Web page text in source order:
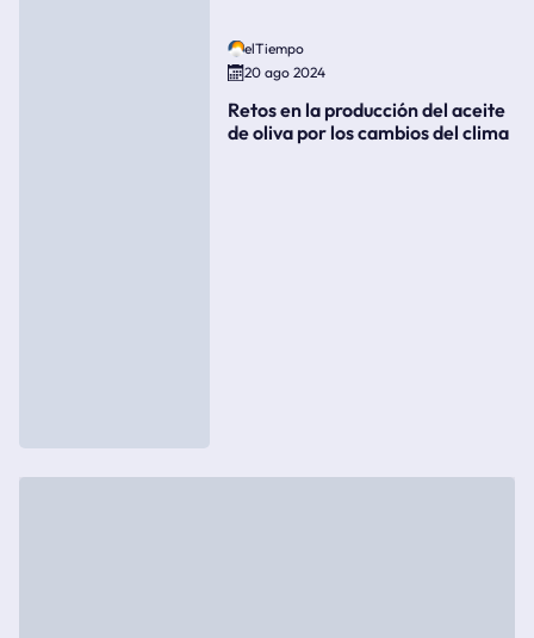
elTiempo
20 ago 2024
Retos en la producción del aceite
de oliva por los cambios del clima